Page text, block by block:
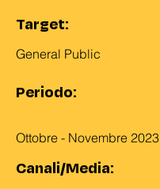
Target:
General Public
Periodo:
Ottobre - Novembre 2023
Canali/Media: